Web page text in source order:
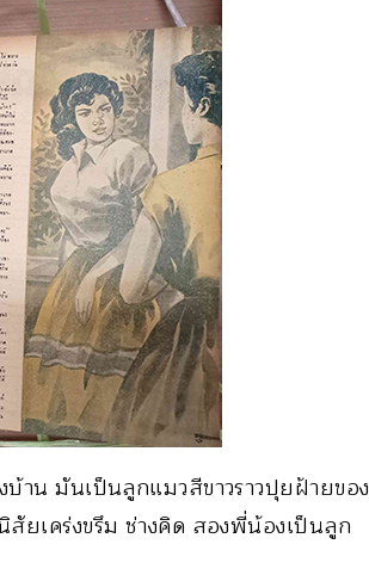
าน มันเป็นลูกแมวสีขาวราวปุยฝ้ายของ
ยเคร่งขรึม ช่างคิด สองพี่น้องเป็นลูก